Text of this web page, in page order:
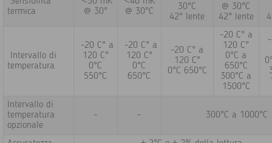
termica
@ 30°
@ 30°C
30°C
42° lente
@ 30°C
42° lente
Intervallo di
temperatura
-20 C° a
120 C°
0°C
550°C
-20 C° a
120 C°
0°C
650°C
-20 C° a
120 C°
0°C 650°C
-20 C° a
120 C°
0°C a
650°C
300°C a
1500°C
Intervallo di
temperatura
opzionale
- - 300°C a 1000°C